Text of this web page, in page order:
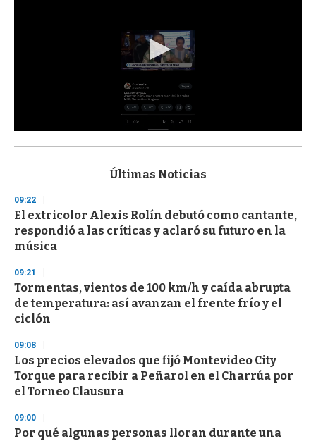
s
d
s
o
f
3
s
e
c
o
n
Últimas Noticias
09:22
El extricolor Alexis Rolín debutó como cantante,
respondió a las críticas y aclaró su futuro en la
música
09:21
Tormentas, vientos de 100 km/h y caída abrupta
de temperatura: así avanzan el frente frío y el
ciclón
09:08
Los precios elevados que fijó Montevideo City
Torque para recibir a Peñarol en el Charrúa por
el Torneo Clausura
09:00
Por qué algunas personas lloran durante una